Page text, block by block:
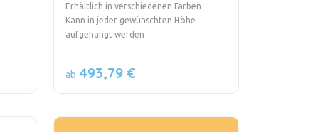
Erhältlich in verschiedenen Farben
Kann in jeder gewünschten Höhe
aufgehängt werden
ab 493,79 €